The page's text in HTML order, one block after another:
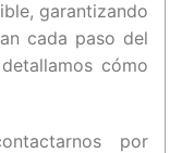
garantizando
cada paso del
cómo
por